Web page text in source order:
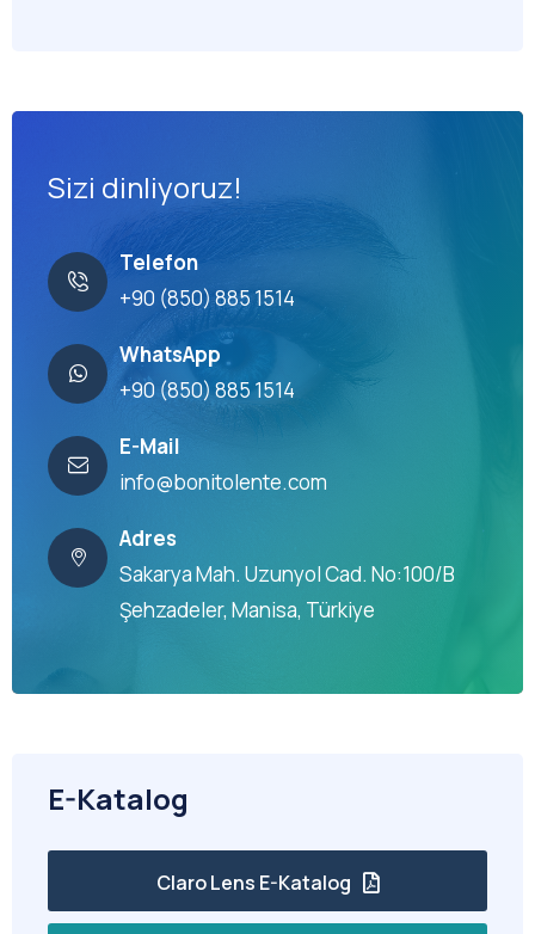
Sizi dinliyoruz!
Telefon
+90 (850) 885 1514
WhatsApp
+90 (850) 885 1514
E-Mail
info@bonitolente.com
Adres
Sakarya Mah. Uzunyol Cad. No:100/B
Şehzadeler, Manisa, Türkiye
E-Katalog
Claro Lens E-Katalog